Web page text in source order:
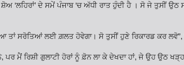
‘ਲਹਿਰਾਂ’ ਦੇ ਸਮੇਂ ਪੰਜਾਬ ‘ਚ ਅੱਧੀ ਰਾਤ ਹੁੰਦੀ ਹੈ । ਸੋ ਜੇ ਤੁਸੀਂ ਉਠ
ਤਾਂ ਸਰੋਤਿਆਂ ਲਈ ਗ਼ਲਤ ਹੋਵੇਗਾ। ਸੋ ਤੁਸੀਂ ਹੁਣੇ ਰਿਕਾਰਡ ਕਰ ਲਵੋ”,
ਪਰ ਮੈਂ ਰਿਸ਼ੀ ਗੁਲਾਟੀ ਹੋਰਾਂ ਨੂੰ ਫ਼ੋਨ ਲਾ ਕੇ ਦੇਖਦਾ ਹਾਂ, ਜੇ ਉਹ ਉਠ